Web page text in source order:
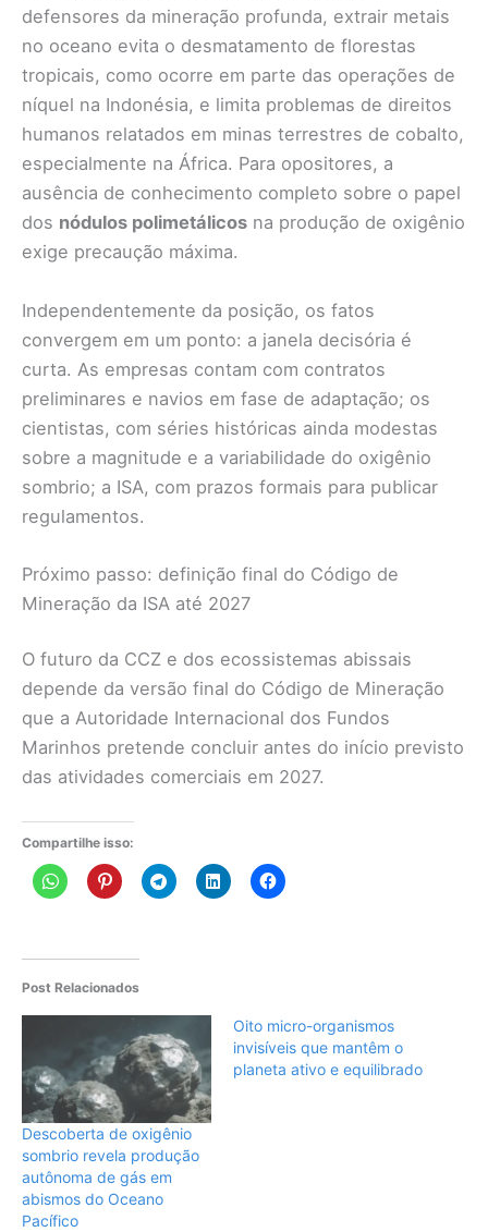
defensores da mineração profunda, extrair metais
no oceano evita o desmatamento de florestas
tropicais, como ocorre em parte das operações de
níquel na Indonésia, e limita problemas de direitos
humanos relatados em minas terrestres de cobalto,
especialmente na África. Para opositores, a
ausência de conhecimento completo sobre o papel
dos nódulos polimetálicos na produção de oxigênio
exige precaução máxima.
Independentemente da posição, os fatos
convergem em um ponto: a janela decisória é
curta. As empresas contam com contratos
preliminares e navios em fase de adaptação; os
cientistas, com séries históricas ainda modestas
sobre a magnitude e a variabilidade do oxigênio
sombrio; a ISA, com prazos formais para publicar
regulamentos.
Próximo passo: definição final do Código de
Mineração da ISA até 2027
O futuro da CCZ e dos ecossistemas abissais
depende da versão final do Código de Mineração
que a Autoridade Internacional dos Fundos
Marinhos pretende concluir antes do início previsto
das atividades comerciais em 2027.
Compartilhe isso:
Post Relacionados
Descoberta de oxigênio
sombrio revela produção
autônoma de gás em
abismos do Oceano
Pacífico
Oito micro-organismos
invisíveis que mantêm o
planeta ativo e equilibrado